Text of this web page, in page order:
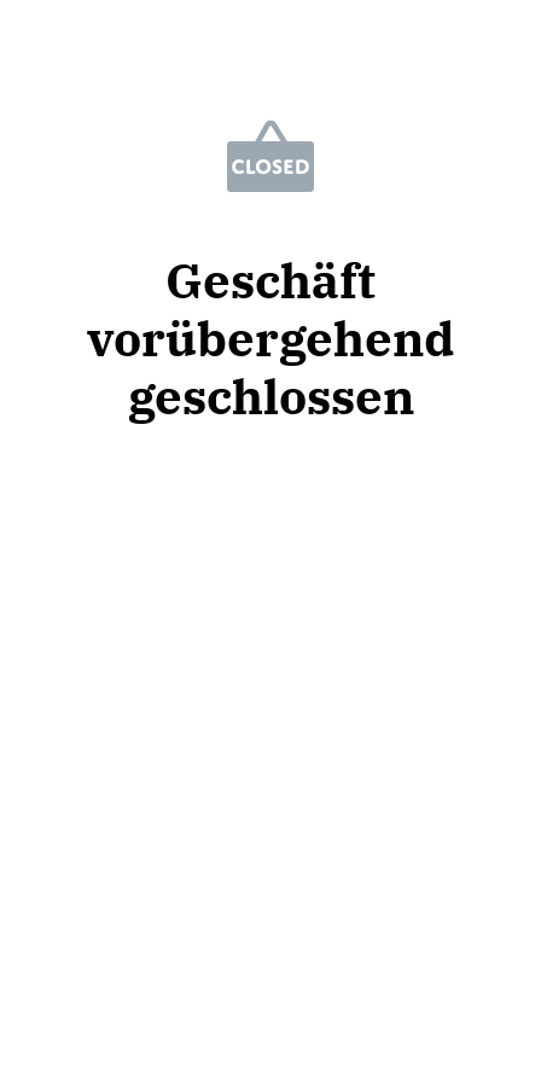
Geschäft
vorübergehend
geschlossen